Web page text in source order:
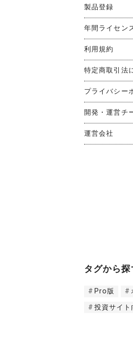
製品登録
年間ライセン
利用規約
特定商取引法
プライバシー
開発・運営チ
運営会社
タグから探
Pro版
投資サイト